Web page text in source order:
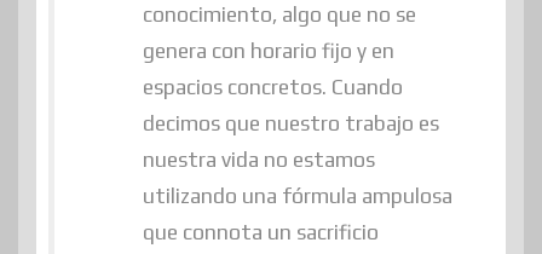
conocimiento, algo que no se
genera con horario fijo y en
espacios concretos. Cuando
decimos que nuestro trabajo es
nuestra vida no estamos
utilizando una fórmula ampulosa
que connota un sacrificio